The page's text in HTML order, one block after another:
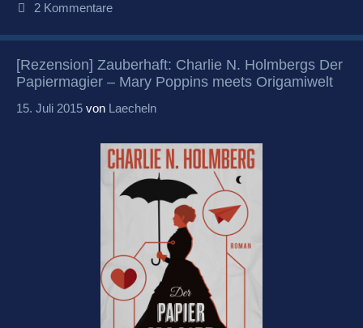
2 Kommentare
[Rezension] Zauberhaft: Charlie N. Holmbergs Der
Papiermagier – Mary Poppins meets Origamiwelt
15. Juli 2015 von Laecheln